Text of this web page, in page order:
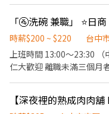
歡迎無經驗者加入!! ▪歡
假打工 ▪彈性排班：請於
場 帶客入座→介紹、服
收銀結帳 等 ▪內場 商品
業魅力 ▪「以人為本」注
時薪$200 ~ $220
台中
上班時間 13:00～23:30 （中間
仁大歡迎 離職未滿三個
面試時與主管確認班表